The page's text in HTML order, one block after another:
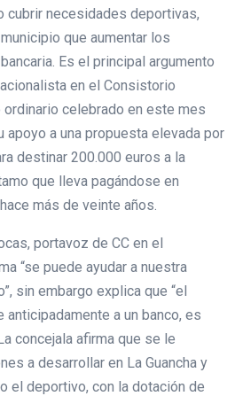
cubrir necesidades deportivas,
que aumentar los
Es el principal argumento
en el Consistorio
ordinario celebrado en este mes
apoyo a una propuesta elevada por
destinar 200.000 euros a la
que lleva pagándose en
más de veinte años.
portavoz de CC en el
“se puede ayudar a nuestra
sin embargo explica que “el
a un banco, es
concejala afirma que se le
a desarrollar en La Guancha y
el deportivo, con la dotación de